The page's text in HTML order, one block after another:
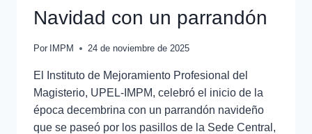
Navidad con un parrandón
Por IMPM 24 de noviembre de 2025
El Instituto de Mejoramiento Profesional del
Magisterio, UPEL-IMPM, celebró el inicio de la
época decembrina con un parrandón navideño
que se paseó por los pasillos de la Sede Central,